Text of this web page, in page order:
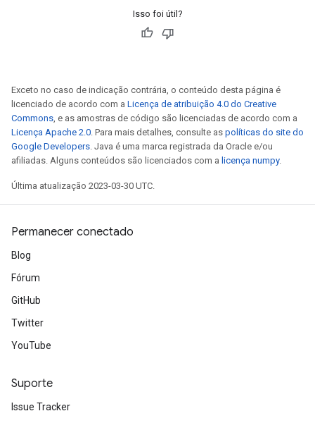
Isso foi útil?
Exceto no caso de indicação contrária, o conteúdo desta página é
licenciado de acordo com a Licença de atribuição 4.0 do Creative
Commons, e as amostras de código são licenciadas de acordo com a
Licença Apache 2.0. Para mais detalhes, consulte as políticas do site do
Google Developers. Java é uma marca registrada da Oracle e/ou
afiliadas. Alguns conteúdos são licenciados com a licença numpy.
Última atualização 2023-03-30 UTC.
Permanecer conectado
Blog
Fórum
GitHub
Twitter
YouTube
Suporte
Issue Tracker